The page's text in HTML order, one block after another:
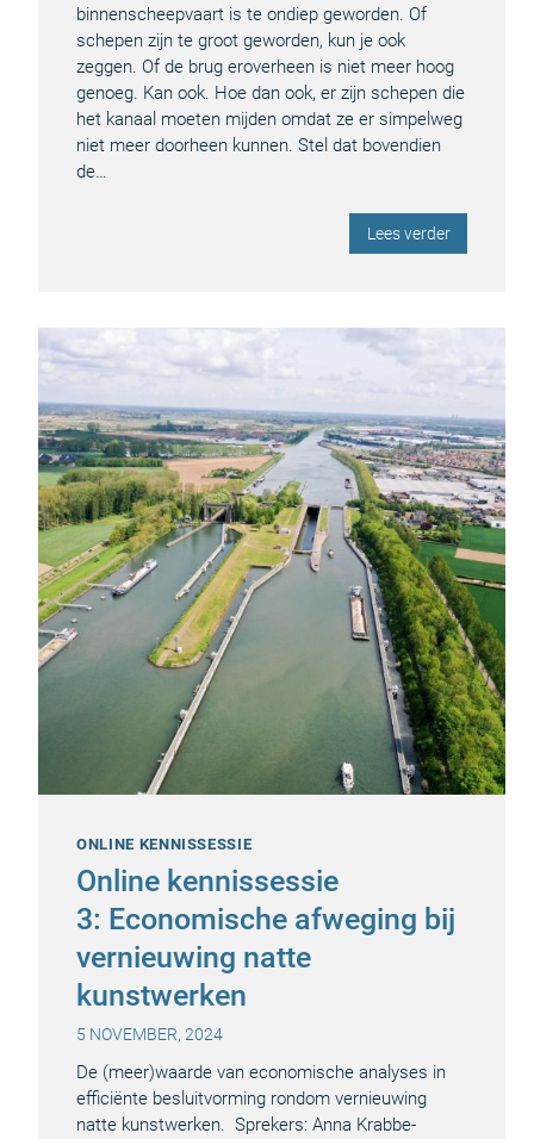
binnenscheepvaart is te ondiep geworden. Of
schepen zijn te groot geworden, kun je ook
zeggen. Of de brug eroverheen is niet meer hoog
genoeg. Kan ook. Hoe dan ook, er zijn schepen die
het kanaal moeten mijden omdat ze er simpelweg
niet meer doorheen kunnen. Stel dat bovendien
de…
Lees verder
ONLINE KENNISSESSIE
Online kennissessie
3: Economische afweging bij
vernieuwing natte
kunstwerken
5 NOVEMBER, 2024
De (meer)waarde van economische analyses in
efficiënte besluitvorming rondom vernieuwing
natte kunstwerken. Sprekers: Anna Krabbe-